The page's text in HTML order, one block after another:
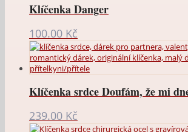
Klíčenka Danger
100.00 Kč
Klíčenka srdce Doufám, že mi
239.00 Kč